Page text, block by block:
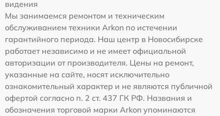
видения
Мы занимаемся ремонтом и техническим
обслуживанием техники Arkon по истечении
гарантийного периода. Наш центр в Новосибирске
работает независимо и не имеет официальной
авторизации от производителя. Цены на ремонт,
указанные на сайте, носят исключительно
ознакомительный характер и не являются публичной
офертой согласно п. 2 ст. 437 ГК РФ. Названия и
обозначения торговой марки Arkon упоминаются